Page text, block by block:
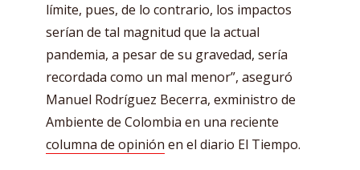
límite, pues, de lo contrario, los impactos
serían de tal magnitud que la actual
pandemia, a pesar de su gravedad, sería
recordada como un mal menor”, aseguró
Manuel Rodríguez Becerra, exministro de
Ambiente de Colombia en una reciente
columna de opinión en el diario El Tiempo.